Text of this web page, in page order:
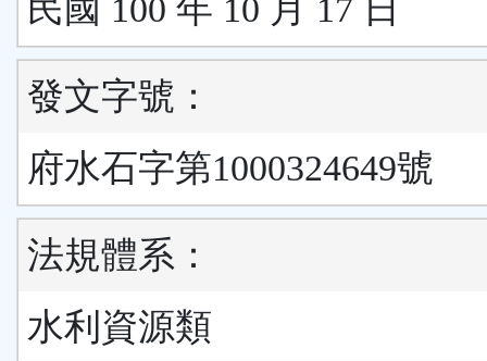
民國 100 年 10 月 17 日
發文字號：
府水石字第1000324649號
法規體系：
水利資源類